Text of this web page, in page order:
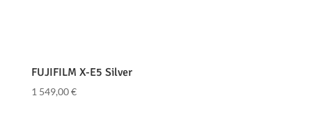
FUJIFILM X-E5 Silver
1 549,00€